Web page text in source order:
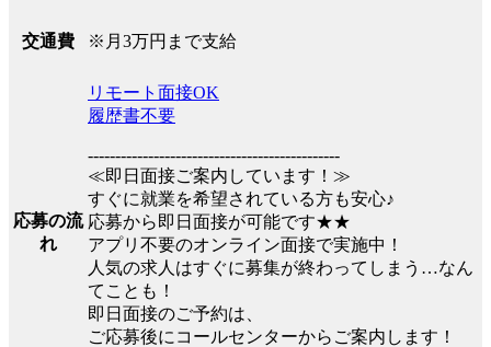
交通費 ※月3万円まで支給
応募の流
れ
リモート面接OK
履歴書不要
----------------------------------------------
≪即日面接ご案内しています！≫
すぐに就業を希望されている方も安心♪
応募から即日面接が可能です★★
アプリ不要のオンライン面接で実施中！
人気の求人はすぐに募集が終わってしまう…なん
てことも！
即日面接のご予約は、
ご応募後にコールセンターからご案内します！